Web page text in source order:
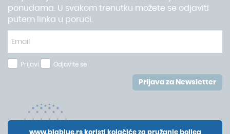
ponudama. U svakom trenutku možete se odjaviti
putem linka u poruci.
Prijavi Odjavite se
Prijava za Newsletter